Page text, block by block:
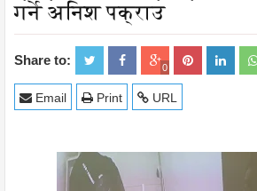
04 Aug
गर्ने अनिश पक्राउ
Share to: 0
URL
Print
Email